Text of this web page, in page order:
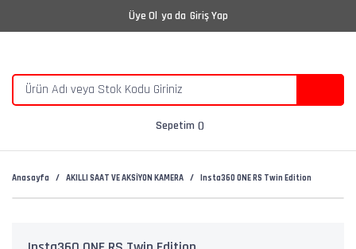
Üye Ol ya da Giriş Yap
Sepetim
Anasayfa AKILLI SAAT VE AKSİYON KAMERA Insta360 ONE RS Twin Edition